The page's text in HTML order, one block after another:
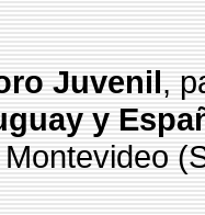
Juvenil,
y